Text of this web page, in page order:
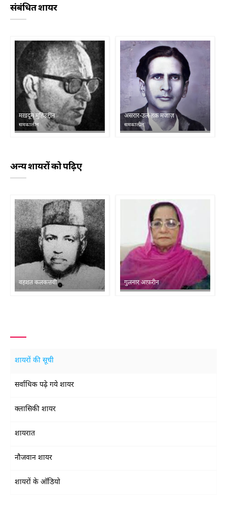
संबंधित शायर
मख़दूम मुहिउद्दीन
समकालीन
असरार-उल-हक़ मजाज़
समकालीन
अन्य शायरों को पढ़िए
वहशत कलकत्तवी गुलनार आफ़रीन
शायरों की सूची
सर्वाधिक पढ़े गये शायर
क्लासिकी शायर
शायरात
नौजवान शायर
शायरों के ऑडियो